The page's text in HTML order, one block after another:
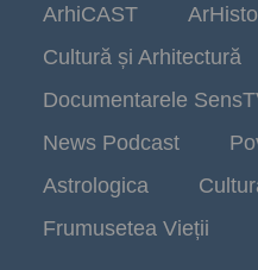
ArhiCAST
Cultură și Arhitectură
Documentarele
News Podcast
Astrologica
Frumusetea Vieții